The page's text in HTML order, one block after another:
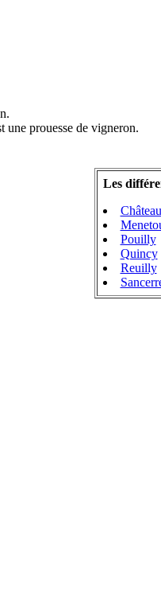
une prouesse de vigneron.
Les
Pouilly
Quincy
Reuilly